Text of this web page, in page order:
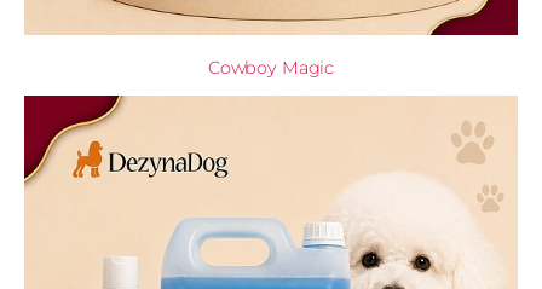
Cowboy Magic